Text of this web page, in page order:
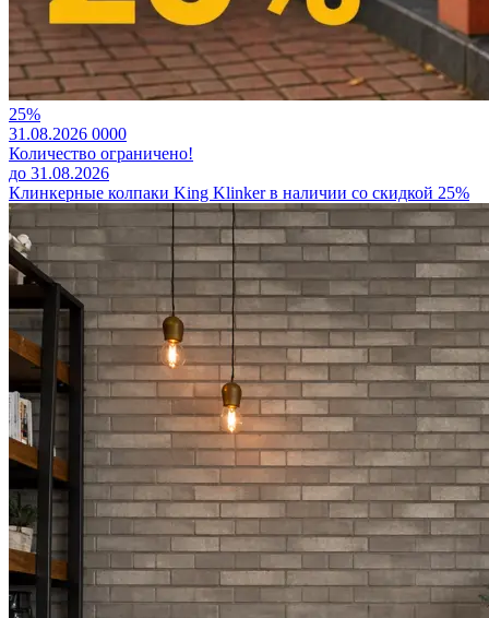
25%
31.08.2026 0000
Количество ограничено!
до 31.08.2026
Клинкерные колпаки King Klinker в наличии со скидкой 25%